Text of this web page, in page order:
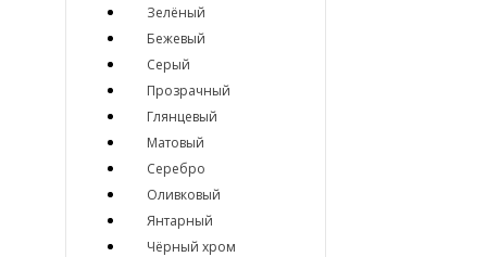
Зелёный
Бежевый
Серый
Прозрачный
Глянцевый
Матовый
Серебро
Оливковый
Янтарный
Чёрный хром